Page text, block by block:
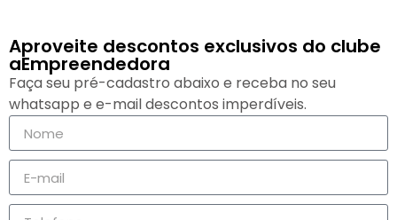
Aproveite descontos exclusivos do clube
aEmpreendedora
Faça seu pré-cadastro abaixo e receba no seu
whatsapp e e-mail descontos imperdíveis.